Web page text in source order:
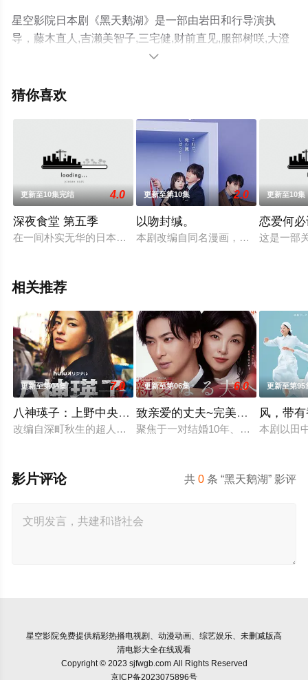
星空影院日本剧《黑天鹅湖》是一部由岩田和行导演执
导，藤木直人,吉濑美智子,三宅健,财前直见,服部树咲,大澄
贤也,宅麻伸,杉本哲太,板尾创路等演员精彩演绎的日本电视
删减完整版电视剧全集就上星空电影网，热播电视剧提前

猜你喜欢
更新至10集完结 4.0
深夜食堂 第五季
在一间朴实无华的日本餐厅中，几名食客因为对于特定菜品的钟
更新至第10集 2.0
以吻封缄。
本剧改编自同名漫画，讲述了谁都认
更新至10集
恋爱何
这是一部
相关推荐
更新至第04集 7.0
八神瑛子：上野中央署组织犯罪对策课
改编自深町秋生的超人气警察小说《组织犯罪对策课 八神瑛子
更新至第06集 6.0
致亲爱的丈夫~完美妻子的谎言~
聚焦于一对结婚10年、在外人眼中
更新至第95
风，带
本剧以田
共0 条 “黑天鹅湖” 影评
影片评论
星空影院免费提供精彩热播电视剧、动漫动画、综艺娱乐、未删减版高
清电影大全在线观看
Copyright © 2023 sjfwgb.com All Rights Reserved
京ICP备2023075896号